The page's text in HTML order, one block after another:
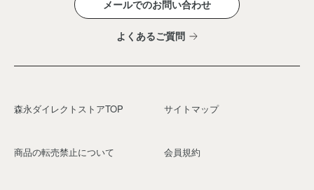
メールでのお問い合わせ
よくあるご質問
森永ダイレクトストアTOP サイトマップ
商品の転売禁止について 会員規約